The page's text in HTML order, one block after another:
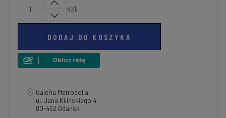
szt.
DODAJ DO KOSZYKA
Galeria Metropolia
ul. Jana Kilińskiego 4
80-452 Gdańsk